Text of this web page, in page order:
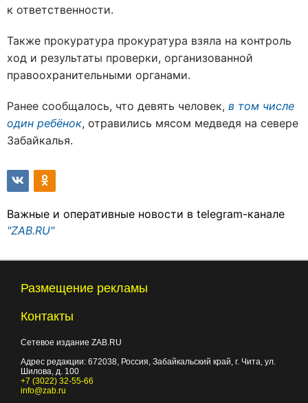
к ответственности.
Также прокуратура прокуратура взяла на контроль
ход и результаты проверки, организованной
правоохранительными органами.
Ранее сообщалось, что девять человек, в том числе
один ребёнок, отравились мясом медведя на севере
Забайкалья.
Важные и оперативные новости в telegram-канале
"ZAB.RU"
Размещение рекламы
Контакты
Сетевое издание ZAB.RU
Адрес редакции: 672038 , Россия, Забайкальский край, г. Чита ул.
Шилова, д. 100
+7 (3022) 32-55-66
info@zab.ru